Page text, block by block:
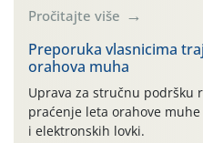
Pročitajte više
Preporuka vlasnicima
orahova muha
Uprava za stručnu podršku
praćenje leta orahove
i elektronskih lovki.